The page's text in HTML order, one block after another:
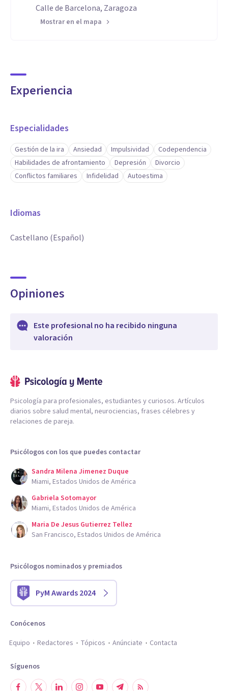
Calle de Barcelona, Zaragoza
Mostrar en el mapa
Experiencia
Especialidades
Gestión de la ira Ansiedad Impulsividad
Codependencia
Habilidades de afrontamiento
Depresión
Divorcio
Conflictos familiares
Infidelidad Autoestima
Idiomas
Castellano (Español)
Opiniones
Este profesional no ha recibido ninguna
valoración
Psicología para profesionales, estudiantes y curiosos. Artículos
diarios sobre salud mental, neurociencias, frases célebres y
relaciones de pareja.
Psicólogos con los que puedes contactar
Sandra Milena Jimenez Duque
Miami, Estados Unidos de América
Gabriela Sotomayor
Miami, Estados Unidos de América
Maria De Jesus Gutierrez Tellez
San Francisco, Estados Unidos de América
Psicólogos nominados y premiados
PyM Awards 2024
Conócenos
Equipo
Redactores Tópicos Anúnciate Contacta
Síguenos